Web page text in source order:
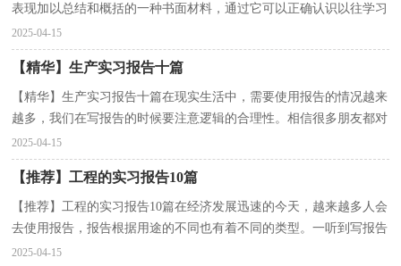
表现加以总结和概括的一种书面材料，通过它可以正确认识以往学习
和工作中的优缺点，因此，让我们写一份总结吧。总...
2025-04-15
【精华】生产实习报告十篇
【精华】生产实习报告十篇在现实生活中，需要使用报告的情况越来
越多，我们在写报告的时候要注意逻辑的合理性。相信很多朋友都对
写报告感到非常苦恼吧，以下是小编精心整理的生产...
2025-04-15
【推荐】工程的实习报告10篇
【推荐】工程的实习报告10篇在经济发展迅速的今天，越来越多人会
去使用报告，报告根据用途的不同也有着不同的类型。一听到写报告
就拖延症懒癌齐复发？以下是小编精心整理的工程的...
2025-04-15